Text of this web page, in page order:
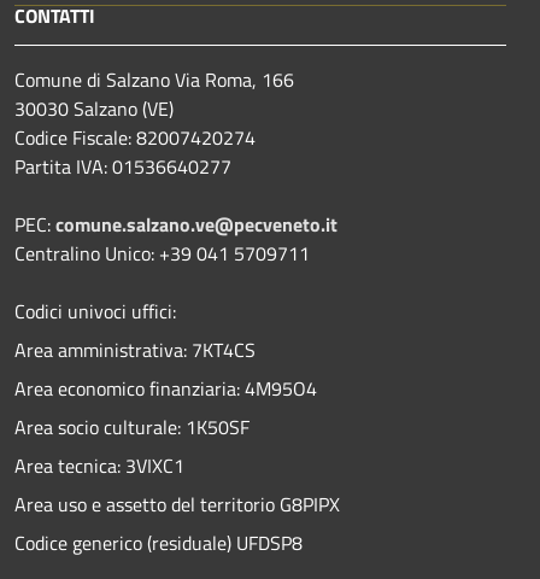
CONTATTI
Comune di Salzano Via Roma, 166
30030 Salzano (VE)
Codice Fiscale: 82007420274
Partita IVA: 01536640277
PEC:comune.salzano.ve@pecveneto.it
Centralino Unico: +39 041 5709711
Codici univoci uffici:
Area amministrativa: 7KT4CS
Area economico finanziaria: 4M95O4
Area socio culturale: 1K50SF
Area tecnica: 3VIXC1
Area uso e assetto del territorio G8PIPX
Codice generico (residuale) UFDSP8